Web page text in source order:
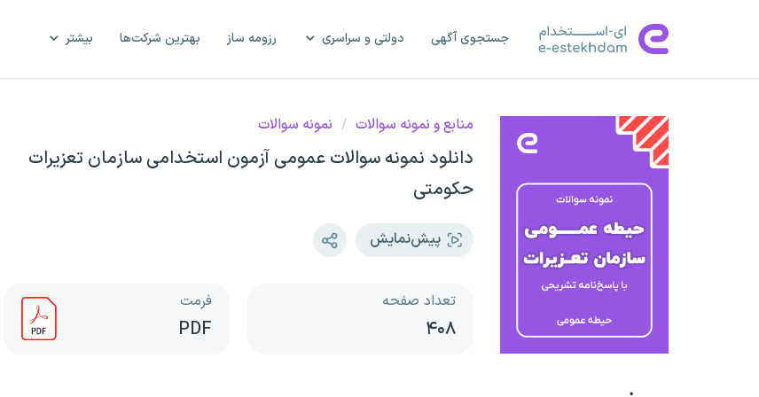
جستجوی آگهی دولتی و سراسری رزومه ساز بهترین شرکت‌ها بیشتر
منابع و نمونه سوالات / نمونه سوالات
دانلود نمونه سوالات عمومی آزمون استخدامی سازمان تعزیرات
حکومتی
پیش‌نمایش
تعداد صفحه
۴۰۸
فرمت
PDF